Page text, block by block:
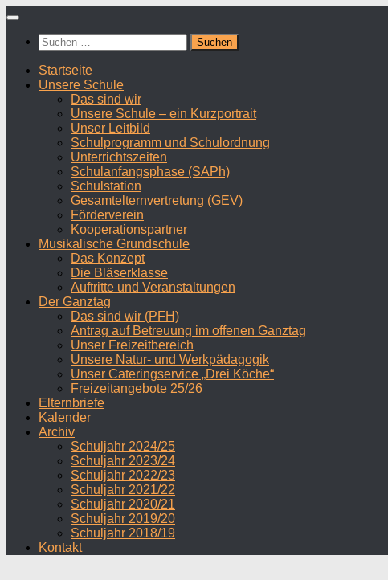
Zum
springenSuchen
nach:
Startseite
Unsere Schule
Das sind wir
Unsere Schule – ein Kurzportrait
Unser Leitbild
Schulprogramm und Schulordnung
Unterrichtszeiten
Schulanfangsphase (SAPh)
Schulstation
Gesamtelternvertretung (GEV)
Förderverein
Kooperationspartner
Musikalische Grundschule
Das Konzept
Die Bläserklasse
Auftritte und Veranstaltungen
Der Ganztag
Das sind wir (PFH)
Antrag auf Betreuung im offenen Ganztag
Unser Freizeitbereich
Unsere Natur- und Werkpädagogik
Unser Cateringservice „Drei Köche“
Freizeitangebote 25/26
Elternbriefe
Kalender
Archiv
Schuljahr 2024/25
Schuljahr 2023/24
Schuljahr 2022/23
Schuljahr 2021/22
Schuljahr 2020/21
Schuljahr 2019/20
Schuljahr 2018/19
Kontakt